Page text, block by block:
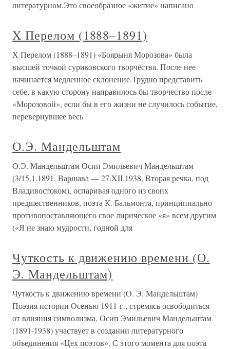
литературном.Это своеобразное «житие» написано
X Перелом (1888–1891)
X Перелом (1888–1891) «Боярыня Морозова» была
высшей точкой суриковского творчества. После нее
начинается медленное склонение.Трудно представить
себе, в какую сторону направилось бы творчество после
«Морозовой», если бы в его жизни не случилось событие,
перевернувшее весь
О.Э. Мандельштам
О.Э. Мандельштам Осип Эмильевич Мандельштам
(3/15.1.1891, Варшава — 27.XII.1938, Вторая речка, под
Владивостоком), оспаривая одного из своих
предшественников, поэта К. Бальмонта, принципиально
противопоставляющего свое лирическое «я» всем другим
(«Я не знаю мудрости, годной для
Чуткость к движению времени (О.
Э. Мандельштам)
Чуткость к движению времени (О. Э. Мандельштам)
Поэзия истории Осенью 1911 г., стремясь освободиться
от влияния символизма, Осип Эмильевич Мандельштам
(1891-1938) участвует в создании литературного
объединения «Цех поэтов». С этого момента для поэта